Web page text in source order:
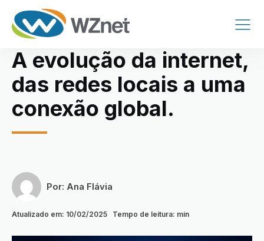
A evolução da internet,
das redes locais a uma
conexão global.
Por: Ana Flávia
Atualizado em: 10/02/2025 Tempo de leitura: min